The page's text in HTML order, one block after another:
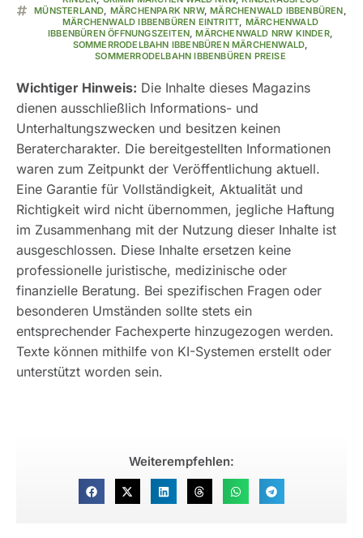
MÜNSTERLAND, MÄRCHENPARK NRW,MÄRCHENWALD IBBENBÜREN,
MÄRCHENWALD IBBENBÜREN EINTRITT, MÄRCHENWALD
IBBENBÜREN ÖFFNUNGSZEITEN,MÄRCHENWALD NRW KINDER,
SOMMERRODELBAHN IBBENBÜREN MÄRCHENWALD,
SOMMERRODELBAHN IBBENBÜREN PREISE
Wichtiger Hinweis: Die Inhalte dieses Magazins
dienen ausschließlich Informations- und
Unterhaltungszwecken und besitzen keinen
Beratercharakter. Die bereitgestellten Informationen
waren zum Zeitpunkt der Veröffentlichung aktuell.
Eine Garantie für Vollständigkeit, Aktualität und
Richtigkeit wird nicht übernommen, jegliche Haftung
im Zusammenhang mit der Nutzung dieser Inhalte ist
ausgeschlossen. Diese Inhalte ersetzen keine
professionelle juristische, medizinische oder
finanzielle Beratung. Bei spezifischen Fragen oder
besonderen Umständen sollte stets ein
entsprechender Fachexperte hinzugezogen werden.
Texte können mithilfe von KI-Systemen erstellt oder
unterstützt worden sein.
Weiterempfehlen: